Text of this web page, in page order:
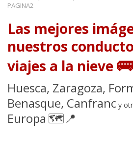
PAGINA2
Las mejores
nuestros
viajes a la nieve🚌
Huesca, Zaragoza,
Benasque, Canfranc y
Europa 🗺️📍